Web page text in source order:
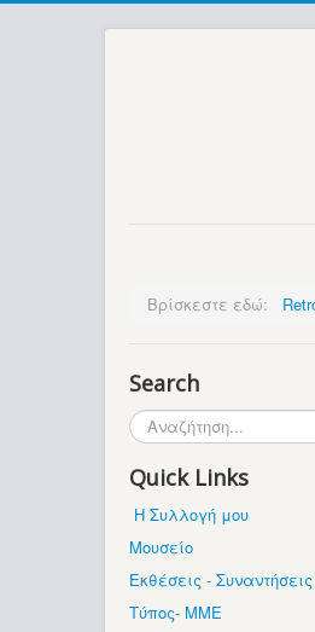
Βρίσκεστε εδώ:
Search
Αναζήτηση...
Quick Links
Η Συλλογή μου
Μουσείο
Εκθέσεις - Συναντήσεις
Τύπος- ΜΜΕ